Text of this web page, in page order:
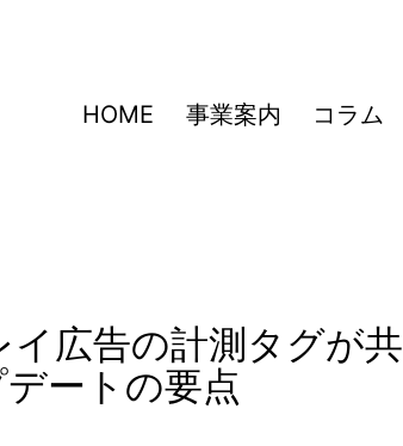
HOME 事業案内 コラム
イ広告の計測タグが共
ートの要点